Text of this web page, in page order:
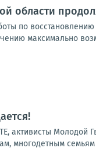
области
по
максимально
активисты Молодой
многодетным